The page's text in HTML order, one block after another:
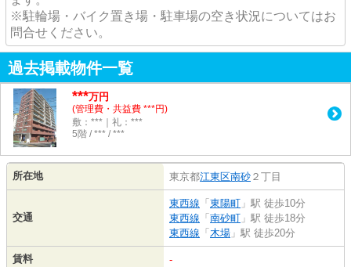
※駐輪場・バイク置き場・駐車場の空き状況についてはお
問合せください。
過去掲載物件一覧
***万円
(管理費・共益費 ***円)
敷：***｜礼：***
5階 / *** / ***
所在地 東京都江東区南砂 ２丁目
交通
東西線 「 東陽町 」駅 徒歩10分
東西線 「 南砂町 」駅 徒歩18分
東西線 「 木場 」駅 徒歩20分
賃料 -